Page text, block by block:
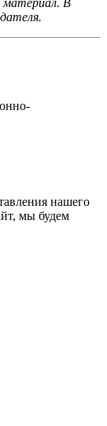
материал. В
нашего
мы будем